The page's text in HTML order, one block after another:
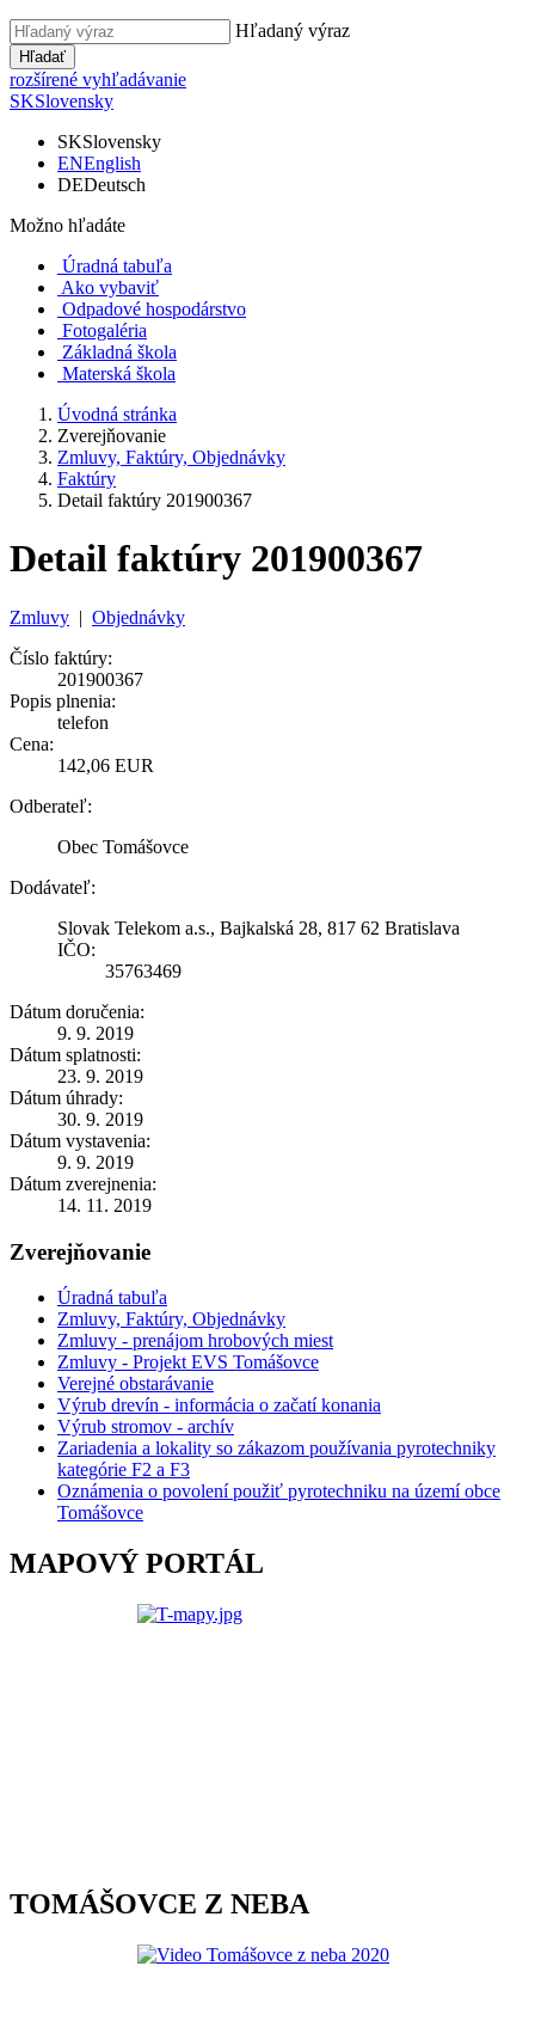
Hľadaný výraz
Hľadať
rozšírené vyhľadávanie
SKSlovensky
SKSlovensky
ENEnglish
DEDeutsch
Možno hľadáte
Úradná tabuľa
Ako vybaviť
Odpadové hospodárstvo
Fotogaléria
Základná škola
Materská škola
Úvodná stránka
Zverejňovanie
Zmluvy, Faktúry, Objednávky
Faktúry
Detail faktúry 201900367
Detail faktúry 201900367
Zmluvy | Objednávky
Číslo faktúry:
201900367
Popis plnenia:
telefon
Cena:
142,06 EUR
Odberateľ:
Obec Tomášovce
Dodávateľ:
Slovak Telekom a.s., Bajkalská 28, 817 62 Bratislava
IČO:
35763469
Dátum doručenia:
9. 9. 2019
Dátum splatnosti:
23. 9. 2019
Dátum úhrady:
30. 9. 2019
Dátum vystavenia:
9. 9. 2019
Dátum zverejnenia:
14. 11. 2019
Zverejňovanie
Úradná tabuľa
Zmluvy, Faktúry, Objednávky
Zmluvy - prenájom hrobových miest
Zmluvy - Projekt EVS Tomášovce
Verejné obstarávanie
Výrub drevín - informácia o začatí konania
Výrub stromov - archív
Zariadenia a lokality so zákazom používania pyrotechniky
kategórie F2 a F3
Oznámenia o povolení použiť pyrotechniku na území obce
Tomášovce
MAPOVÝ PORTÁL
TOMÁŠOVCE Z NEBA